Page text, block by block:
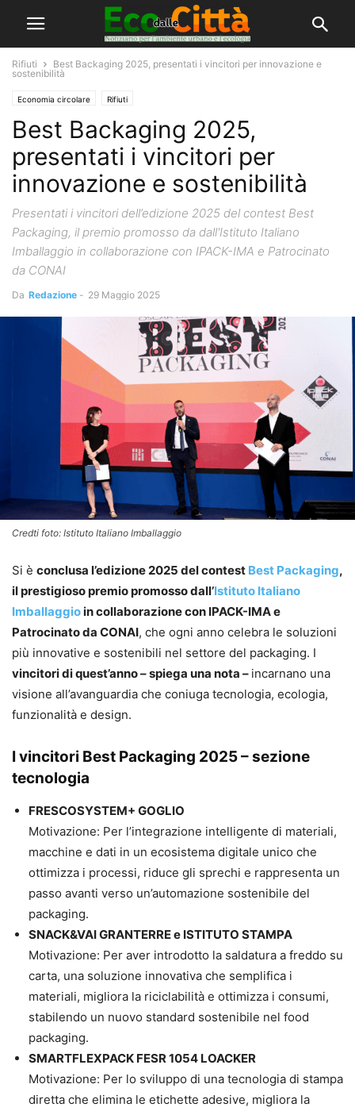
Rifiuti
Best Backaging 2025, presentati i vincitori per innovazione e
sostenibilità
Economia circolare Rifiuti
Best Backaging 2025,
presentati i vincitori per
innovazione e sostenibilità
Presentati i vincitori dell’edizione 2025 del contest Best
Packaging, il premio promosso da dall'Istituto Italiano
Imballaggio in collaborazione con IPACK-IMA e Patrocinato
da CONAI
Da Redazione - 29 Maggio 2025
Credti foto: Istituto Italiano Imballaggio
Si è conclusa l’edizione 2025 del contest Best Packaging,
il prestigioso premio promosso dall’Istituto Italiano
Imballaggioin collaborazione con IPACK-IMA e
Patrocinato da CONAI, che ogni anno celebra le soluzioni
più innovative e sostenibili nel settore del packaging. I
vincitori di quest’anno – spiega una nota – incarnano una
visione all’avanguardia che coniuga tecnologia, ecologia,
funzionalità e design.
I vincitori Best Packaging 2025 – sezione
tecnologia
FRESCOSYSTEM+ GOGLIO
Motivazione: Per l’integrazione intelligente di materiali,
macchine e dati in un ecosistema digitale unico che
ottimizza i processi, riduce gli sprechi e rappresenta un
passo avanti verso un’automazione sostenibile del
packaging.
SNACK&VAI GRANTERRE e ISTITUTO STAMPA
Motivazione: Per aver introdotto la saldatura a freddo su
carta, una soluzione innovativa che semplifica i
materiali, migliora la riciclabilità e ottimizza i consumi,
stabilendo un nuovo standard sostenibile nel food
packaging.
SMARTFLEXPACK FESR 1054 LOACKER
Motivazione: Per lo sviluppo di una tecnologia di stampa
diretta che elimina le etichette adesive, migliora la